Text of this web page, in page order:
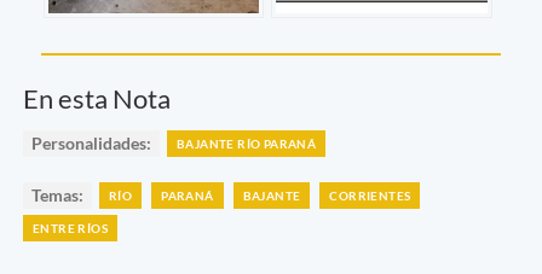
En esta Nota
Personalidades: BAJANTE RÍO PARANÁ
Temas: RÍO PARANÁ BAJANTE CORRIENTES
ENTRE RÍOS